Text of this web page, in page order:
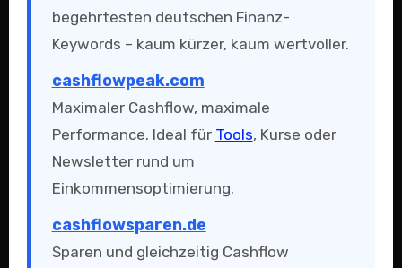
begehrtesten deutschen Finanz-
Keywords – kaum kürzer, kaum wertvoller.
cashflowpeak.com
Maximaler Cashflow, maximale
Performance. Ideal für Tools, Kurse oder
Newsletter rund um
Einkommensoptimierung.
cashflowsparen.de
Sparen und gleichzeitig Cashflow